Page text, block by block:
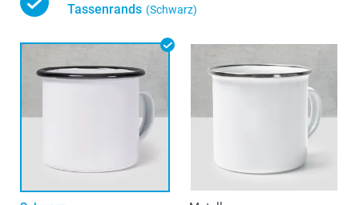
Tassenrands (Schwarz)